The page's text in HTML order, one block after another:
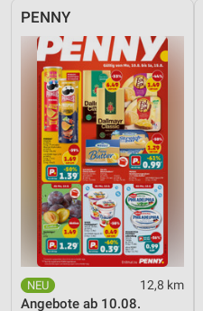
PENNY
12,8 km
Angebote ab 10.08.